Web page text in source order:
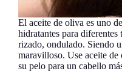
El aceite de oliva es uno
hidratantes para
rizado, ondulado. Siendo
maravilloso. Use aceite
su pelo para un cabello